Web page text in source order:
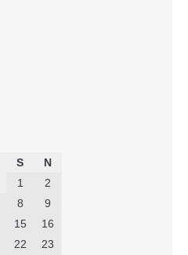
S N
1
2
8
9
15
16
22
23